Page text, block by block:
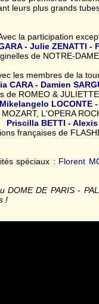
leurs plus grands
la participation
- Julie ZENATTI -
de NOTRE-
les membres de la
CARA - Damien
de ROMEO &
LOCONTE
L'OPERA
Priscilla BETTI -
françaises de
spéciaux : Florent
DOME DE PARIS -
!